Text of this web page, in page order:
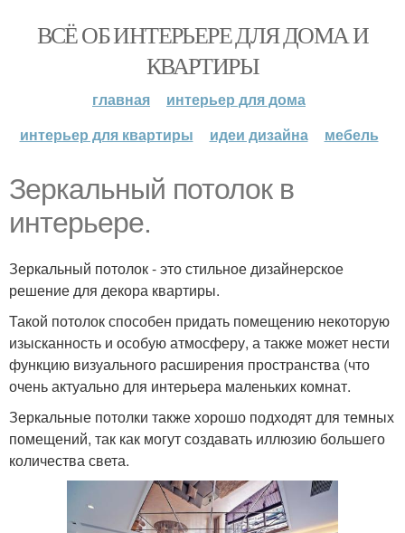
ВСЁ ОБ ИНТЕРЬЕРЕ ДЛЯ ДОМА И
КВАРТИРЫ
главная
интерьер для дома
интерьер для квартиры
идеи дизайна мебель
Зеркальный потолок в
интерьере.
Зеркальный потолок - это стильное дизайнерское
решение для декора квартиры.
Такой потолок способен придать помещению некоторую
изысканность и особую атмосферу, а также может нести
функцию визуального расширения пространства (что
очень актуально для интерьера маленьких комнат.
Зеркальные потолки также хорошо подходят для темных
помещений, так как могут создавать иллюзию большего
количества света.